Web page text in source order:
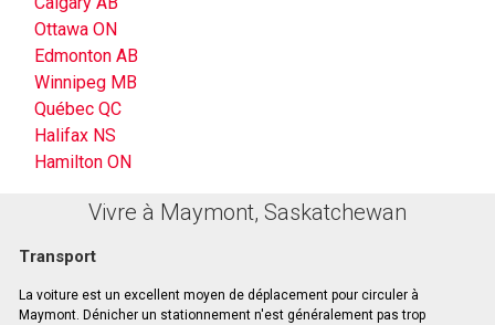
Ottawa ON
Edmonton AB
Winnipeg MB
Québec QC
Halifax NS
Hamilton ON
Vivre à Maymont, Saskatchewan
Transport
La voiture est un excellent moyen de déplacement pour circuler à
Maymont. Dénicher un stationnement n'est généralement pas trop